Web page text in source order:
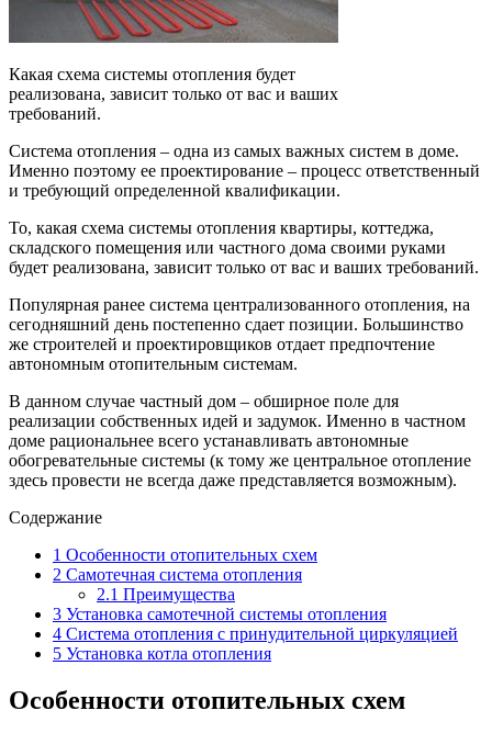
Какая схема системы отопления будет
реализована, зависит только от вас и ваших
требований.
Система отопления – одна из самых важных систем в доме.
Именно поэтому ее проектирование – процесс ответственный
и требующий определенной квалификации.
То, какая схема системы отопления квартиры, коттеджа,
складского помещения или частного дома своими руками
будет реализована, зависит только от вас и ваших требований.
Популярная ранее система централизованного отопления, на
сегодняшний день постепенно сдает позиции. Большинство
же строителей и проектировщиков отдает предпочтение
автономным отопительным системам.
В данном случае частный дом – обширное поле для
реализации собственных идей и задумок. Именно в частном
доме рациональнее всего устанавливать автономные
обогревательные системы (к тому же центральное отопление
здесь провести не всегда даже представляется возможным).
Содержание
1 Особенности отопительных схем
2 Самотечная система отопления
2.1 Преимущества
3 Установка самотечной системы отопления
4 Система отопления с принудительной циркуляцией
5 Установка котла отопления
Особенности отопительных схем